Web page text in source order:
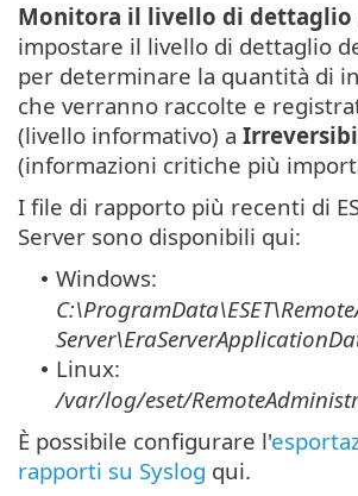
Monitora il livello di dettaglio
impostare il livello di dettaglio
per determinare la quantità di
che verranno raccolte e
(livello informativo) a
(informazioni critiche più
I file di rapporto più recenti di
Server sono disponibili qui:
• Windows:
• Linux:
/var/log/eset/
È possibile configurare l'
rapporti su Syslog qui.